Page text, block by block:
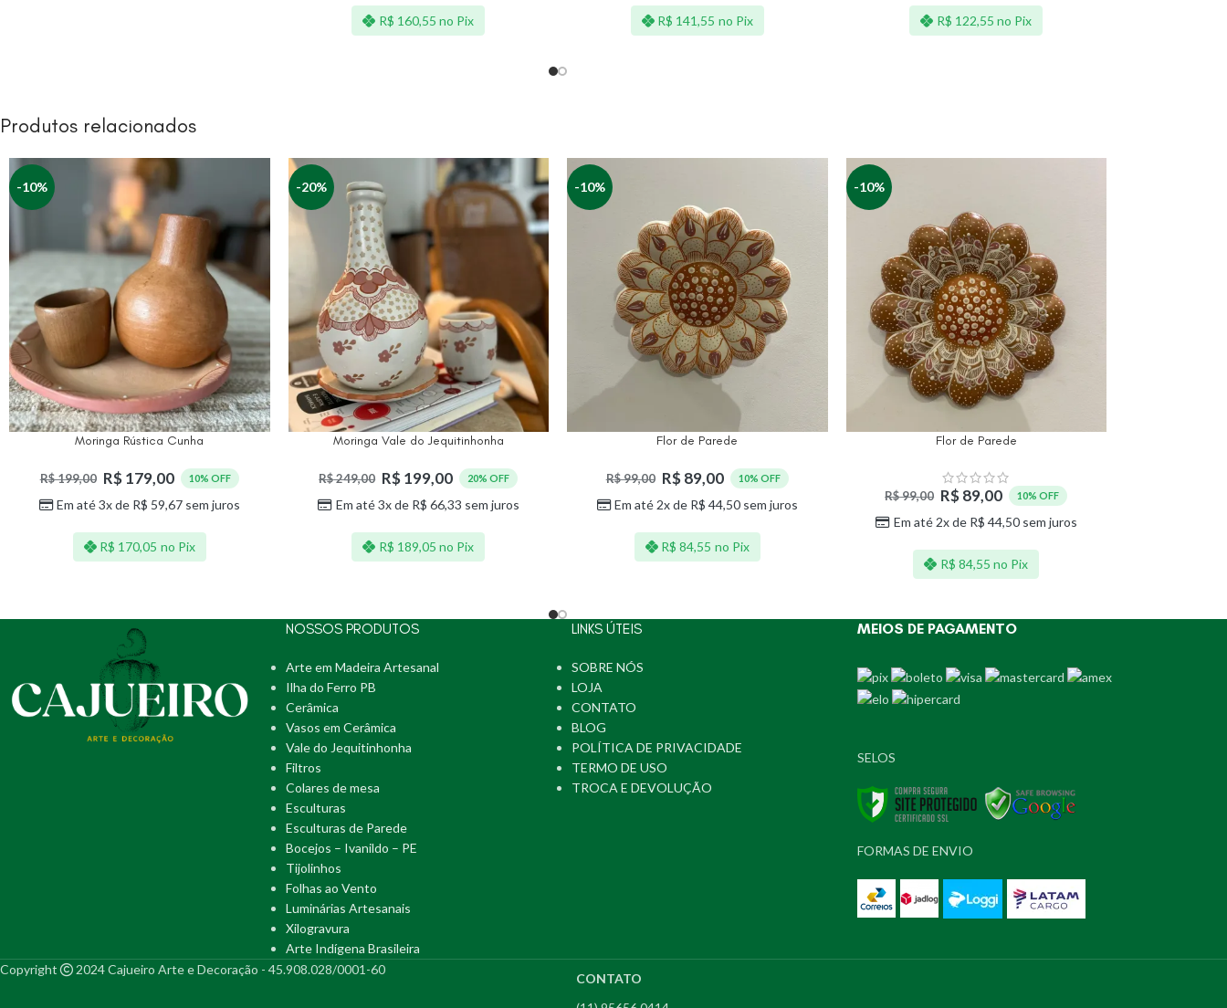
R$ 160,55 no Pix R$ 141,55 no Pix R$ 122,55 no Pix
Produtos relacionados
-10%
Moringa Rústica Cunha
R$199,00 R$179,00 10% OFF
Em até 3x de R$ 59,67 sem juros
R$ 170,05 no Pix
-20%
Moringa Vale do Jequitinhonha
R$249,00 R$199,00 20% OFF
Em até 3x de R$ 66,33 sem juros
R$ 189,05 no Pix
-10%
Flor de Parede
R$99,00 R$89,00 10% OFF
Em até 2x de R$ 44,50 sem juros
R$ 84,55 no Pix
-10%
Flor de Parede
R$99,00 R$89,00 10% OFF
Em até 2x de R$ 44,50sem juros
R$ 84,55 no Pix
NOSSOS PRODUTOS
Arte em Madeira Artesanal
Ilha do Ferro PB
Cerâmica
Vasos em Cerâmica
Vale do Jequitinhonha
Filtros
Colares de mesa
Esculturas
Esculturas de Parede
Bocejos – Ivanildo – PE
Tijolinhos
Folhas ao Vento
Luminárias Artesanais
Xilogravura
Arte Indígena Brasileira
LINKS ÚTEIS
SOBRE NÓS
LOJA
CONTATO
BLOG
POLÍTICA DE PRIVACIDADE
TERMO DE USO
TROCA E DEVOLUÇÃO
MEIOS DE PAGAMENTO
SELOS
FORMAS DE ENVIO
Copyright 2024 Cajueiro Arte e Decoração - 45.908.028/0001-60
CONTATO